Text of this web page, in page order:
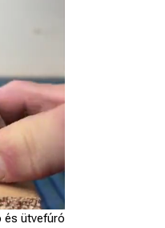
és ütvefúró